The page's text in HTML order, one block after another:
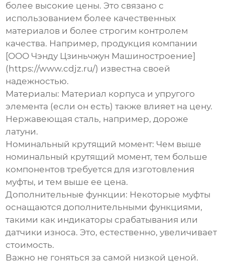
более высокие цены. Это связано с
использованием более качественных
материалов и более строгим контролем
качества. Например, продукция компании
[ООО Чэнду Цзиньчжун Машиностроение]
(https://www.cdjz.ru/) известна своей
надежностью.
Материалы: Материал корпуса и упругого
элемента (если он есть) также влияет на цену.
Нержавеющая сталь, например, дороже
латуни.
Номинальный крутящий момент: Чем выше
номинальный крутящий момент, тем больше
компонентов требуется для изготовления
муфты, и тем выше ее цена.
Дополнительные функции: Некоторые муфты
оснащаются дополнительными функциями,
такими как индикаторы срабатывания или
датчики износа. Это, естественно, увеличивает
стоимость.
Важно не гоняться за самой низкой ценой.